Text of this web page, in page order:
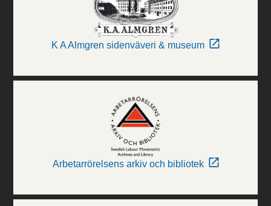
K A Almgren sidenväveri & museum
Arbetarrörelsens arkiv och bibliotek